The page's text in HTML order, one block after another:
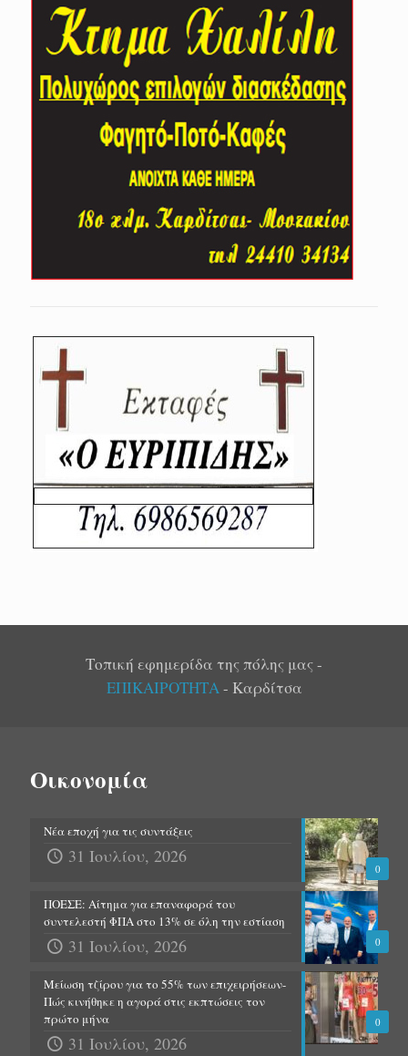
Τοπική εφημερίδα της πόλης μας -
ΕΠΙΚΑΙΡΟΤΗΤΑ- Καρδίτσα
Οικονομία
0
Νέα εποχή για τις συντάξεις
31 Ιουλίου, 2026
0
ΠΟΕΣΕ: Αίτημα για επαναφορά του
συντελεστή ΦΠΑ στο 13% σε όλη την εστίαση
31 Ιουλίου, 2026
0
Μείωση τζίρου για το 55% των επιχειρήσεων-
Πώς κινήθηκε η αγορά στις εκπτώσεις τον
πρώτο μήνα
31 Ιουλίου, 2026